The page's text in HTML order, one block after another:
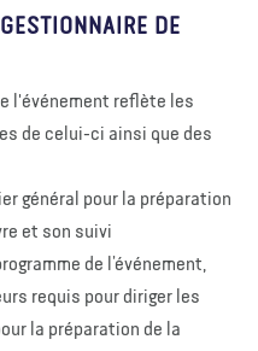
DE
l'événement reflète les
de celui-ci ainsi que des
général pour la préparation
et son suivi
de l’événement,
requis pour diriger les
la préparation de la